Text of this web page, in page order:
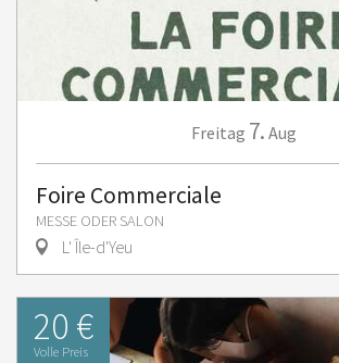
Freitag 7. Aug
Foire Commerciale
MESSE ODER SALON
L' Île-d'Yeu
20 €
Volle Preis